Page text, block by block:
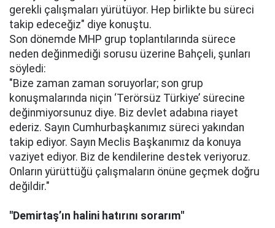
gerekli çalışmaları yürütüyor. Hep birlikte bu süreci
takip edeceğiz" diye konuştu.
Son dönemde MHP grup toplantılarında sürece
neden değinmediği sorusu üzerine Bahçeli, şunları
söyledi:
"Bize zaman zaman soruyorlar; son grup
konuşmalarında niçin ‘Terörsüz Türkiye’ sürecine
değinmiyorsunuz diye. Biz devlet adabına riayet
ederiz. Sayın Cumhurbaşkanımız süreci yakından
takip ediyor. Sayın Meclis Başkanımız da konuya
vaziyet ediyor. Biz de kendilerine destek veriyoruz.
Onların yürüttüğü çalışmaların önüne geçmek doğru
değildir."
"Demirtaş’ın halini hatırını sorarım"